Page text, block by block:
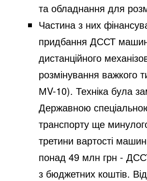
та обладнання для
Частина з них
придбання ДССТ
дистанційного
розмінування важкого
МV-10). Техніка була
Державною
транспорту ще
третини вартості
понад 49 млн грн -
з бюджетних коштів.